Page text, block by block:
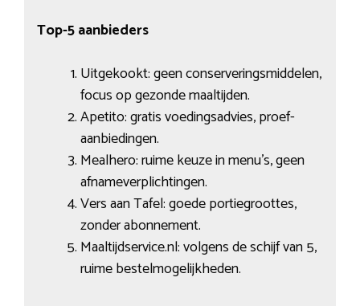
Top-5 aanbieders
Uitgekookt: geen conserveringsmiddelen,
focus op gezonde maaltijden.
Apetito: gratis voedingsadvies, proef-
aanbiedingen.
Mealhero: ruime keuze in menu’s, geen
afnameverplichtingen.
Vers aan Tafel: goede portiegroottes,
zonder abonnement.
Maaltijdservice.nl: volgens de schijf van 5,
ruime bestelmogelijkheden.